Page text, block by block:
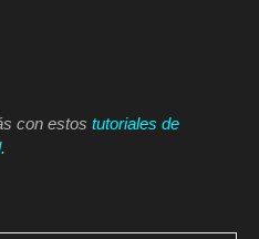
con estostutoriales de
.